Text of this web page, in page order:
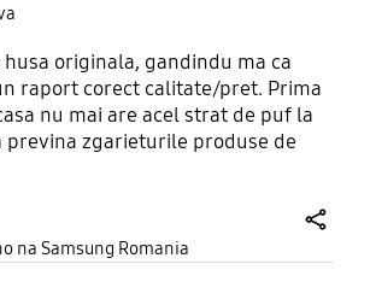
husa originala, gandindu ma ca
raport corect calitate/pret. Prima
nu mai are acel strat de puf la
previna zgarieturile produse de
din husa in fiecare seara pt al
cateva luni s a "decojit" tot stratul
plasticul carcasei, am
na Samsung Romania